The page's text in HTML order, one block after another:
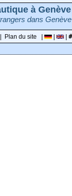
à Genève
dans Genève
Plan du site